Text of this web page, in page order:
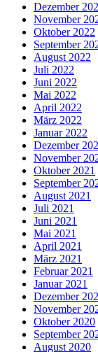
Dezember
November
Oktober 2022
September
August 2022
Juli 2022
Juni 2022
Mai 2022
April 2022
März 2022
Januar 2022
Dezember
November
Oktober 2021
September
August 2021
Juli 2021
Juni 2021
Mai 2021
April 2021
März 2021
Februar 2021
Januar 2021
Dezember
November
Oktober 2020
September
August 2020